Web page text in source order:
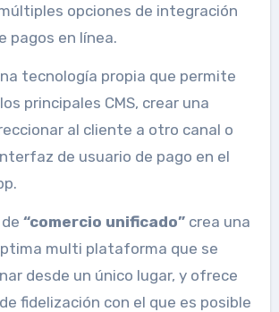
opciones de integración
pagos en línea.
tecnología propia que permite
principales CMS, crear una
al cliente a otro canal o
de usuario de pago en el
“comercio unificado”crea una
multi plataforma que se
desde un único lugar, y ofrece
fidelización con el que es posible